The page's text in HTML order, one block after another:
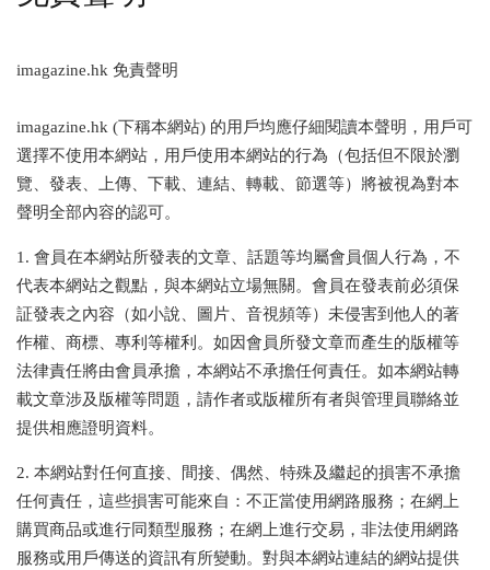
imagazine.hk 免責聲明
imagazine.hk (下稱本網站) 的用戶均應仔細閱讀本聲明，用戶可
選擇不使用本網站，用戶使用本網站的行為（包括但不限於瀏
覽、發表、上傳、下載、連結、轉載、節選等）將被視為對本
聲明全部內容的認可。
1. 會員在本網站所發表的文章、話題等均屬會員個人行為，不
代表本網站之觀點，與本網站立場無關。會員在發表前必須保
証發表之內容（如小說、圖片、音視頻等）未侵害到他人的著
作權、商標、專利等權利。如因會員所發文章而產生的版權等
法律責任將由會員承擔，本網站不承擔任何責任。如本網站轉
載文章涉及版權等問題，請作者或版權所有者與管理員聯絡並
提供相應證明資料。
2. 本網站對任何直接、間接、偶然、特殊及繼起的損害不承擔
任何責任，這些損害可能來自：不正當使用網路服務；在網上
購買商品或進行同類型服務；在網上進行交易，非法使用網路
服務或用戶傳送的資訊有所變動。對與本網站連結的網站提供